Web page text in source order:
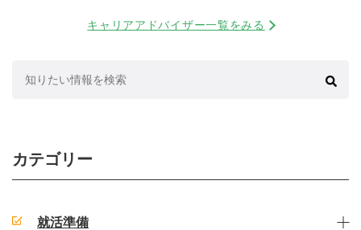
キャリアアドバイザー一覧をみる
カテゴリー
就活準備